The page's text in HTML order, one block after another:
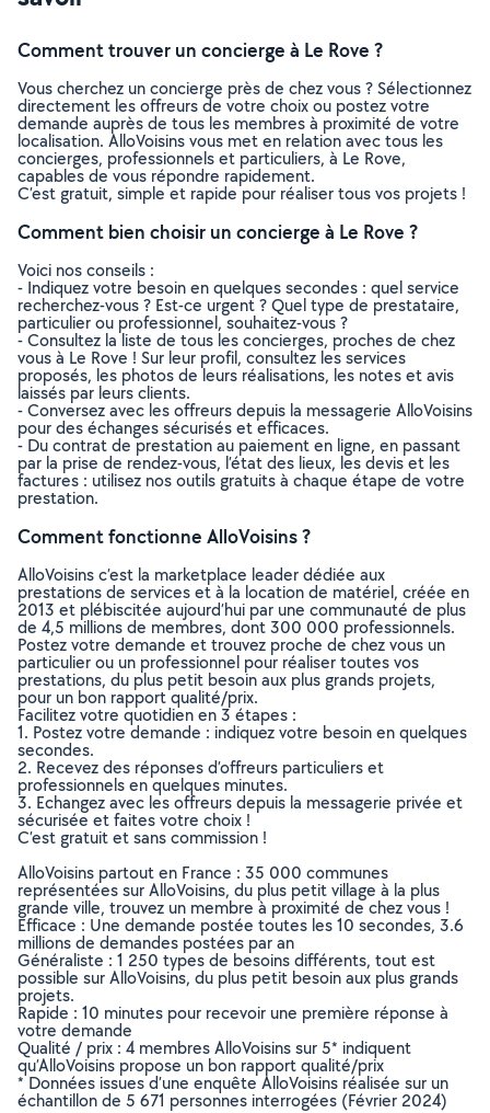
Comment trouver un concierge à Le Rove ?
Vous cherchez un concierge près de chez vous ? Sélectionnez
directement les offreurs de votre choix ou postez votre
demande auprès de tous les membres à proximité de votre
localisation. AlloVoisins vous met en relation avec tous les
concierges, professionnels et particuliers, à Le Rove,
capables de vous répondre rapidement.
C’est gratuit, simple et rapide pour réaliser tous vos projets !
Comment bien choisir un concierge à Le Rove ?
Voici nos conseils :
- Indiquez votre besoin en quelques secondes : quel service
recherchez-vous ? Est-ce urgent ? Quel type de prestataire,
particulier ou professionnel, souhaitez-vous ?
- Consultez la liste de tous les concierges, proches de chez
vous à Le Rove ! Sur leur profil, consultez les services
proposés, les photos de leurs réalisations, les notes et avis
laissés par leurs clients.
- Conversez avec les offreurs depuis la messagerie AlloVoisins
pour des échanges sécurisés et efficaces.
- Du contrat de prestation au paiement en ligne, en passant
par la prise de rendez-vous, l’état des lieux, les devis et les
factures : utilisez nos outils gratuits à chaque étape de votre
prestation.
Comment fonctionne AlloVoisins ?
AlloVoisins c’est la marketplace leader dédiée aux
prestations de services et à la location de matériel, créée en
2013 et plébiscitée aujourd’hui par une communauté de plus
de 4,5 millions de membres, dont 300 000 professionnels.
Postez votre demande et trouvez proche de chez vous un
particulier ou un professionnel pour réaliser toutes vos
prestations, du plus petit besoin aux plus grands projets,
pour un bon rapport qualité/prix.
Facilitez votre quotidien en 3 étapes :
1. Postez votre demande : indiquez votre besoin en quelques
secondes.
2. Recevez des réponses d’offreurs particuliers et
professionnels en quelques minutes.
3. Echangez avec les offreurs depuis la messagerie privée et
sécurisée et faites votre choix !
C’est gratuit et sans commission !
AlloVoisins partout en France : 35 000 communes
représentées sur AlloVoisins, du plus petit village à la plus
grande ville, trouvez un membre à proximité de chez vous !
Efficace : Une demande postée toutes les 10 secondes, 3.6
millions de demandes postées par an
Généraliste : 1 250 types de besoins différents, tout est
possible sur AlloVoisins, du plus petit besoin aux plus grands
projets.
Rapide : 10 minutes pour recevoir une première réponse à
votre demande
Qualité / prix : 4 membres AlloVoisins sur 5* indiquent
qu’AlloVoisins propose un bon rapport qualité/prix
* Données issues d’une enquête AlloVoisins réalisée sur un
échantillon de 5 671 personnes interrogées (Février 2024)